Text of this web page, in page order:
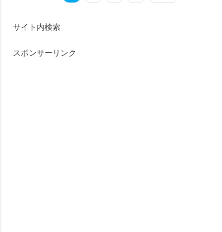
サイト内検索
スポンサーリンク